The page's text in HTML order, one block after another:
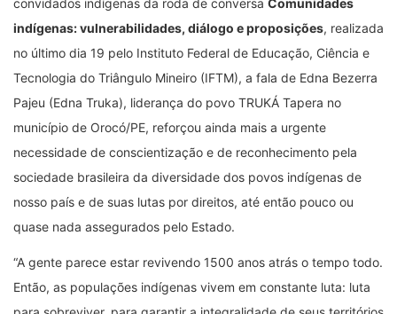
indígenas: vulnerabilidades, diálogo e proposições, realizada
no último dia 19 pelo Instituto Federal de Educação, Ciência e
Tecnologia do Triângulo Mineiro (IFTM), a fala de Edna Bezerra
Pajeu (Edna Truka), liderança do povo TRUKÁ Tapera no
município de Orocó/PE, reforçou ainda mais a urgente
necessidade de conscientização e de reconhecimento pela
sociedade brasileira da diversidade dos povos indígenas de
nosso país e de suas lutas por direitos, até então pouco ou
quase nada assegurados pelo Estado.
“A gente parece estar revivendo 1500 anos atrás o tempo todo.
Então, as populações indígenas vivem em constante luta: luta